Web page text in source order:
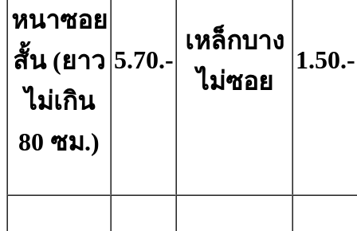
หนาซอย
สั้น (ยาว
ไม่เกิน
80 ซม.)
5.70.-
เหล็กบาง
ไม่ซอย
1.50.-